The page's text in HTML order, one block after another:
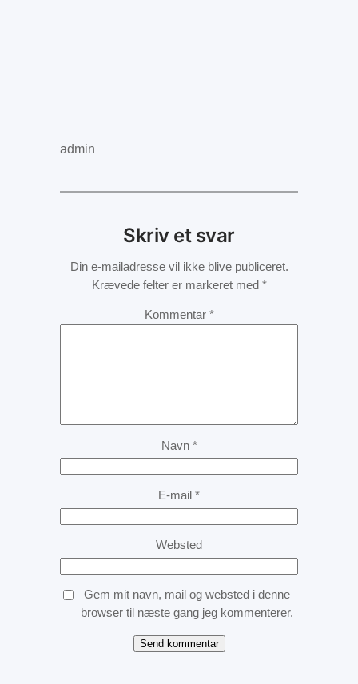
admin
Skriv et svar
Din e-mailadresse vil ikke blive publiceret.
Krævede felter er markeret med *
Kommentar *
Navn *
E-mail *
Websted
Gem mit navn, mail og websted i denne
browser til næste gang jeg kommenterer.